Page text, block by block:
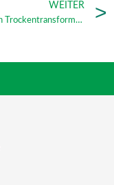
WEITER
Was ist ein Trockentransformator?